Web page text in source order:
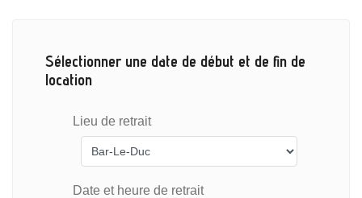
Sélectionner une date de début et de fin de
location
Lieu de retrait
Date et heure de retrait